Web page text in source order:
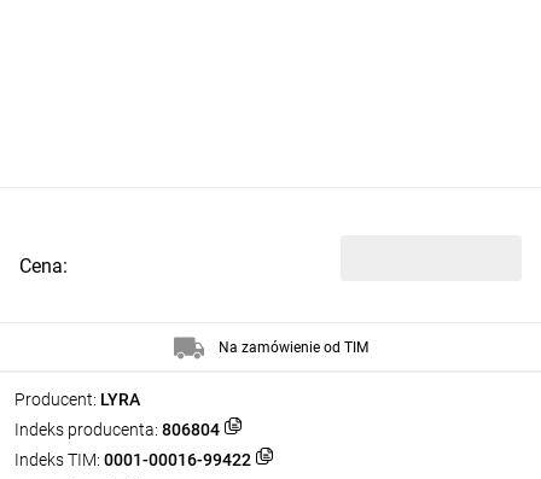
Producent: LYRA
Indeks producenta: 806804
Indeks TIM: 0001-00016-99422
Cena:
Na zamówienie od TIM